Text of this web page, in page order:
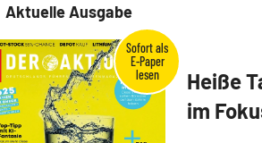
Aktuelle Ausgabe
Heiße
im